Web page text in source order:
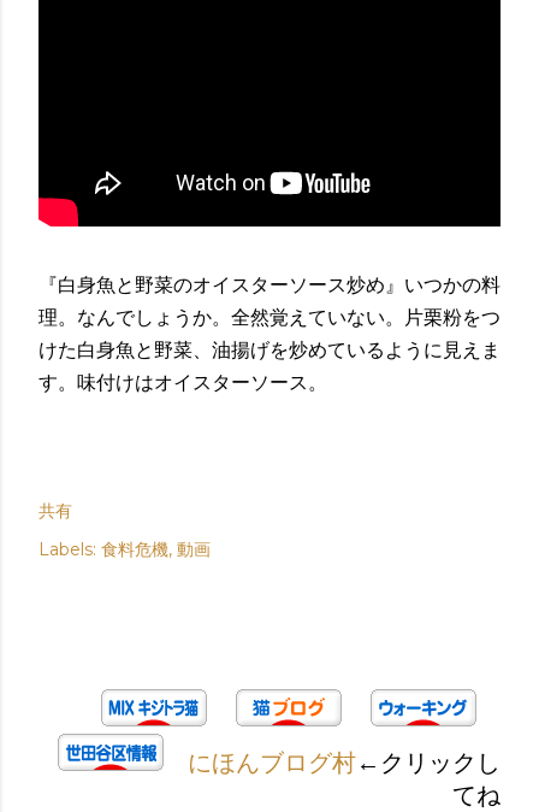
『白身魚と野菜のオイスターソース炒め』いつかの料
理。なんでしょうか。全然覚えていない。片栗粉をつ
けた白身魚と野菜、油揚げを炒めているように見えま
す。味付けはオイスターソース。
共有
Labels: 食料危機 動画
にほんブログ村←クリックし
てね